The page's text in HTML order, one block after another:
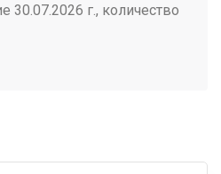
30.07.2026 г., количество